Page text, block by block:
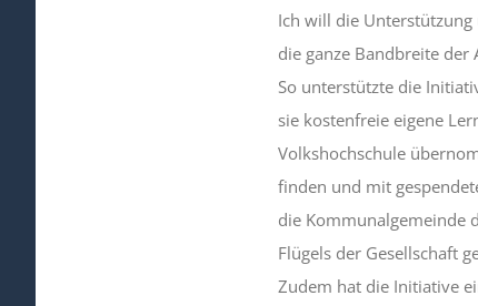
Ich will die
die ganze Bandbreite der
So unterstützte die
sie kostenfreie eigene
Volkshochschule
finden und mit
die Kommunalgemeinde
Flügels der Gesellschaft
Zudem hat die Initiative